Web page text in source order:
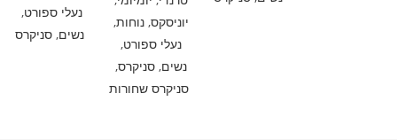
יוניסקס,נוחות,
נעלי ספורט,
נשים,סניקרס,
סניקרס שחורות
נעלי ספורט,
נשים, סניקרס